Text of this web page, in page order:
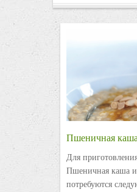
Пшеничная каша
Для
Пшеничная каша
потребуются